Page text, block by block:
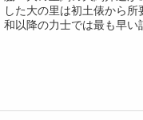
した大の里は初土俵から
和以降の力士では最も早い